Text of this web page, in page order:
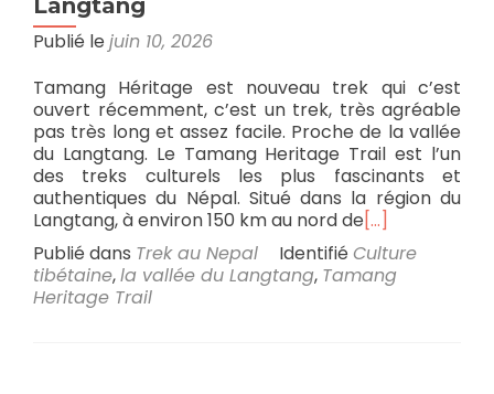
Publié le juin 10, 2026
Tamang Héritage est nouveau trek qui c’est
ouvert récemment, c’est un trek, très agréable
pas très long et assez facile. Proche de la vallée
du Langtang. Le Tamang Heritage Trail est l’un
des treks culturels les plus fascinants et
authentiques du Népal. Situé dans la région du
Langtang, à environ 150 km au nord de[…]
Publié dans Trek au Nepal Identifié Culture
tibétaine,la vallée du Langtang, Tamang
Heritage Trail